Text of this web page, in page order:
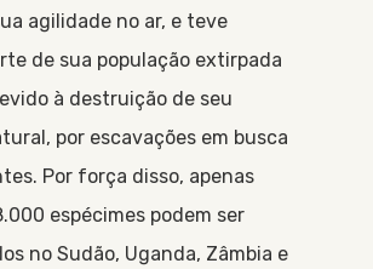
agilidade no ar, e teve
de sua população extirpada
à destruição de seu
por escavações em busca
Por força disso, apenas
espécimes podem ser
no Sudão, Uganda, Zâmbia e